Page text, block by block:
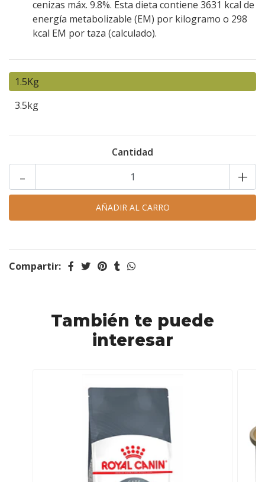
cenizas máx. 9.8%. Esta dieta contiene 3631 kcal de
energía metabolizable (EM) por kilogramo o 298
kcal EM por taza (calculado).
1.5Kg
3.5kg
Cantidad
- +
Compartir:
También te puede
interesar